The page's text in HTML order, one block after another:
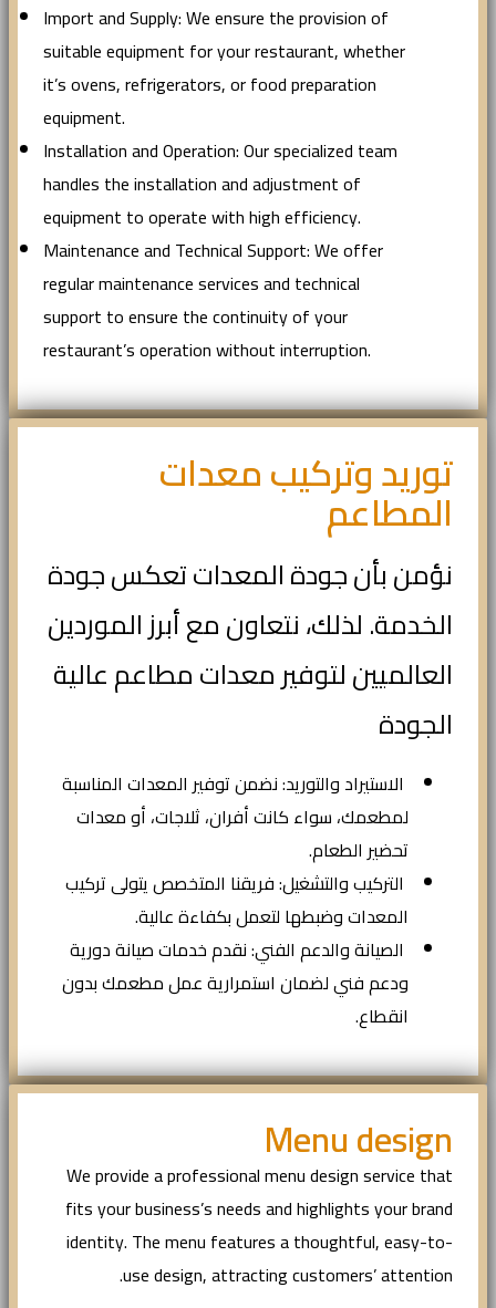
Import and Supply: We ensure the provision of
suitable equipment for your restaurant, whether
it’s ovens, refrigerators, or food preparation
equipment.
Installation and Operation: Our specialized team
handles the installation and adjustment of
equipment to operate with high efficiency.
Maintenance and Technical Support: We offer
regular maintenance services and technical
support to ensure the continuity of your
restaurant’s operation without interruption.
توريد وتركيب معدات
المطاعم
نؤمن بأن جودة المعدات تعكس جودة
الخدمة. لذلك، نتعاون مع أبرز الموردين
العالميين لتوفير معدات مطاعم عالية
الجودة
الاستيراد والتوريد: نضمن توفير المعدات المناسبة
لمطعمك، سواء كانت أفران، ثلاجات، أو معدات
تحضير الطعام.
التركيب والتشغيل: فريقنا المتخصص يتولى تركيب
المعدات وضبطها لتعمل بكفاءة عالية.
الصيانة والدعم الفني: نقدم خدمات صيانة دورية
ودعم فني لضمان استمرارية عمل مطعمك بدون
انقطاع.
Menu design
We provide a professional menu design service that
fits your business’s needs and highlights your brand
identity. The menu features a thoughtful, easy-to-
use design, attracting customers’ attention.